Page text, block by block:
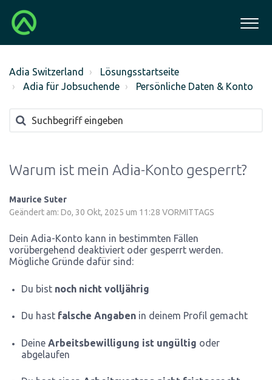
Adia Switzerland
Lösungsstartseite
Adia für Jobsuchende
Persönliche Daten & Konto
Warum ist mein Adia-Konto gesperrt?
Maurice Suter
Geändert am: Do, 30 Okt, 2025 um 11:28 VORMITTAGS
Dein Adia-Konto kann in bestimmten Fällen
vorübergehend deaktiviert oder gesperrt werden.
Mögliche Gründe dafür sind:
Du bist noch nicht volljährig
Du hast falsche Angaben in deinem Profil gemacht
Deine Arbeitsbewilligung ist ungültig oder
abgelaufen